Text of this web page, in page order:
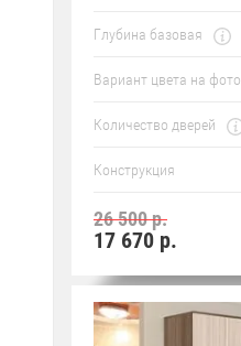
Глубина базовая
Вариант цвета на фото
Количество дверей
Конструкция
26 500 р.
17 670р.